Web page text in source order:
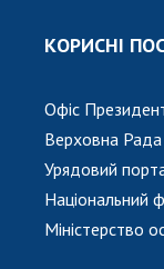
КОРИСНІ
Офіс
Верховна Рада
Урядовий
Національний
Міністерство